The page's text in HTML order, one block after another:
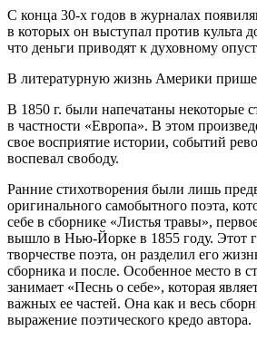
С конца 30-х годов в журналах
в которых он выступал против культа
что деньги приводят к духовному
В литературную жизнь Америки
В 1850 г. были напечатаны некоторые
в частности «Европа». В этом
свое восприятие истории, событий
воспевал свободу.
Ранние стихотворения были лишь
оригинального самобытного поэта,
себе в сборнике «Листья травы»,
вышло в Нью-Йорке в 1855 году. Этот
творчестве поэта, он разделил его
сборника и после. Особенное место в
занимает «Песнь о себе», которая
важных ее частей. Она как и весь
выражение поэтического кредо автора.